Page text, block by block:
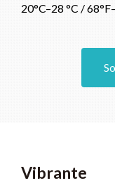
20°C–28 °C /
Vibrante